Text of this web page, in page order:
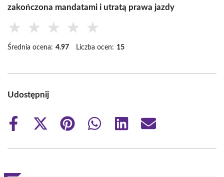
zakończona mandatami i utratą prawa jazdy
★ ★ ★ ★ ★
Średnia ocena: 4.97 Liczba ocen: 15
Udostępnij
Share
Share
(Twitter)
Share
Share
Share
Share